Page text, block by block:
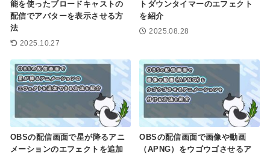
能を使ったブロードキャストの
配信でアバターを表示させる方
法
2025.10.27
トダウンタイマーのエフェクト
を紹介
2025.08.28
OBSの配信画面で星が降るアニ
メーションのエフェクトを追加
OBSの配信画面で画像や動画
（APNG）をウゴウゴさせるア